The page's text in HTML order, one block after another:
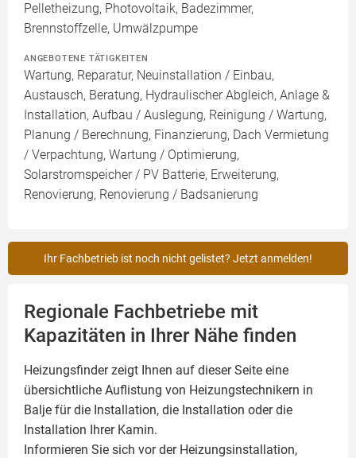
Pelletheizung, Photovoltaik, Badezimmer,
Brennstoffzelle, Umwälzpumpe
ANGEBOTENE TÄTIGKEITEN
Wartung, Reparatur, Neuinstallation / Einbau,
Austausch, Beratung, Hydraulischer Abgleich, Anlage &
Installation, Aufbau / Auslegung, Reinigung / Wartung,
Planung / Berechnung, Finanzierung, Dach Vermietung
/ Verpachtung, Wartung / Optimierung,
Solarstromspeicher / PV Batterie, Erweiterung,
Renovierung, Renovierung / Badsanierung
Ihr Fachbetrieb ist noch nicht gelistet? Jetzt anmelden!
Regionale Fachbetriebe mit
Kapazitäten in Ihrer Nähe finden
Heizungsfinder zeigt Ihnen auf dieser Seite eine
übersichtliche Auflistung von Heizungstechnikern in
Balje für die Installation, die Installation oder die
Installation Ihrer Kamin.
Informieren Sie sich vor der Heizungsinstallation,